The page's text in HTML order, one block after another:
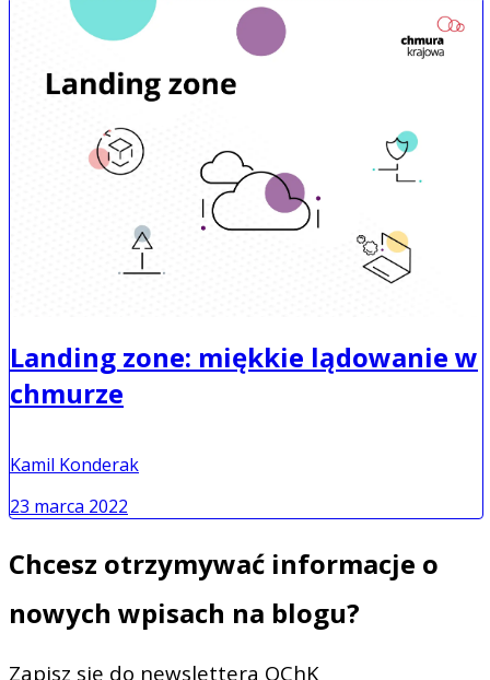
Landing zone: miękkie lądowanie w
chmurze
Kamil Konderak
23 marca 2022
Chcesz otrzymywać informacje o
nowych wpisach na blogu?
Zapisz się do newslettera OChK